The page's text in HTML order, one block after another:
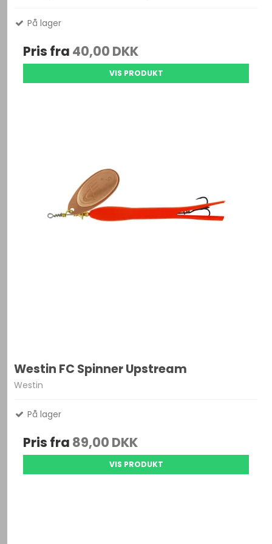
På lager
Pris fra 40,00 DKK
VIS PRODUKT
Westin FC Spinner Upstream
Westin
På lager
Pris fra 89,00 DKK
VIS PRODUKT